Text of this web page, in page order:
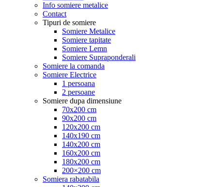
Info somiere metalice
Contact
Tipuri de somiere
Somiere Metalice
Somiere tapitate
Somiere Lemn
Somiere Supraponderali
Somiere la comanda
Somiere Electrice
1 persoana
2 persoane
Somiere dupa dimensiune
70x200 cm
90x200 cm
120x200 cm
140x190 cm
140x200 cm
160x200 cm
180x200 cm
200×200 cm
Somiera rabatabila